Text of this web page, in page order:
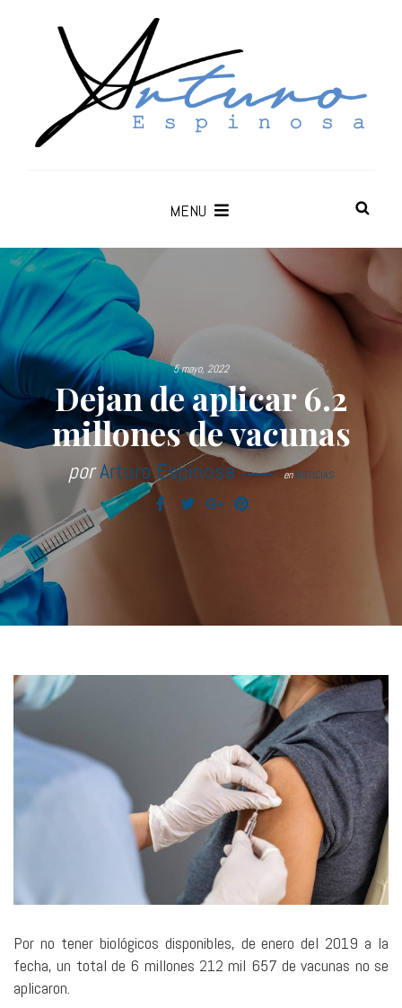
MENU
5 mayo, 2022
Dejan de aplicar 6.2
millones de vacunas
porArturo Espinosa enNOTICIAS
Por no tener biológicos disponibles, de enero del 2019 a la
fecha, un total de 6 millones 212 mil 657 de vacunas no se
aplicaron.